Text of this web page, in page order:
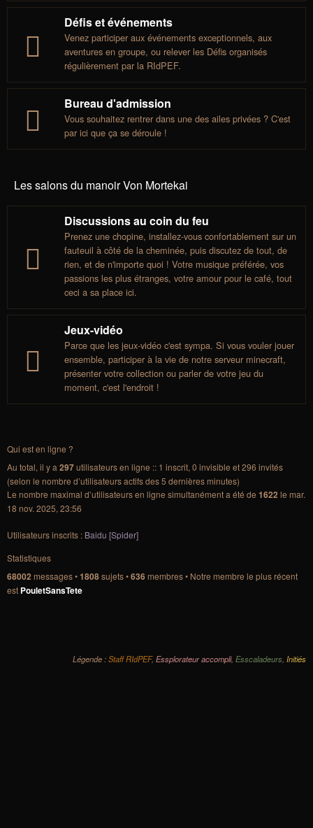
Défis et événements
Venez participer aux événements exceptionnels, aux
aventures en groupe, ou relever les Défis organisés
régulièrement par la RIdPEF.
Bureau d'admission
Vous souhaitez rentrer dans une des ailes privées ? C'est
par ici que ça se déroule !
Les salons du manoir Von Mortekai
Discussions au coin du feu
Prenez une chopine, installez-vous confortablement sur un
fauteuil à côté de la cheminée, puis discutez de tout, de
rien, et de n'importe quoi ! Votre musique préférée, vos
passions les plus étranges, votre amour pour le café, tout
ceci a sa place ici.
Jeux-vidéo
Parce que les jeux-vidéo c'est sympa. Si vous vouler jouer
ensemble, participer à la vie de notre serveur minecraft,
présenter votre collection ou parler de votre jeu du
moment, c'est l'endroit !
Qui est en ligne ?
Au total, il y a 297utilisateurs en ligne :: 1 inscrit, 0 invisible et 296 invités
(selon le nombre d’utilisateurs actifs des 5 dernières minutes)
Le nombre maximal d’utilisateurs en ligne simultanément a été de 1622 le mar.
18 nov. 2025, 23:56
Utilisateurs inscrits : Baidu [Spider]
Statistiques
68002 messages •1808sujets •636membres • Notre membre le plus récent
est PouletSansTete
Légende :Staff RIdPEF, Essplorateur accompli, Esscaladeurs Initiés